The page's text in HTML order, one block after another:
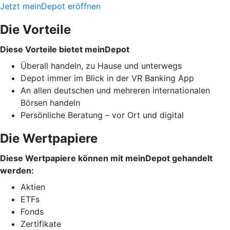
Jetzt meinDepot eröffnen
Die Vorteile
Diese Vorteile bietet meinDepot
Überall handeln, zu Hause und unterwegs
Depot immer im Blick in der VR Banking App
An allen deutschen und mehreren internationalen
Börsen handeln
Persönliche Beratung – vor Ort und digital
Die Wertpapiere
Diese Wertpapiere können mit meinDepot gehandelt
werden:
Aktien
ETFs
Fonds
Zertifikate